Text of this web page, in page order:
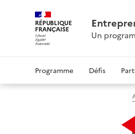
RÉPUBLIQUE
FRANÇAISE
Un
Programme Défis